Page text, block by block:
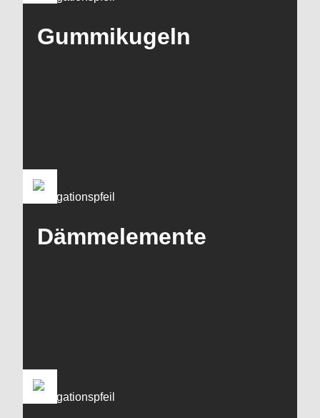
Gummikugeln
Dämmelemente